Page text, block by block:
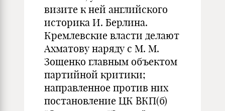
визите к ней английского
историка И. Берлина.
Кремлевские власти делают
Ахматову наряду с М. М.
Зощенко главным объектом
партийной критики;
направленное против них
постановление ЦК ВКП(б)